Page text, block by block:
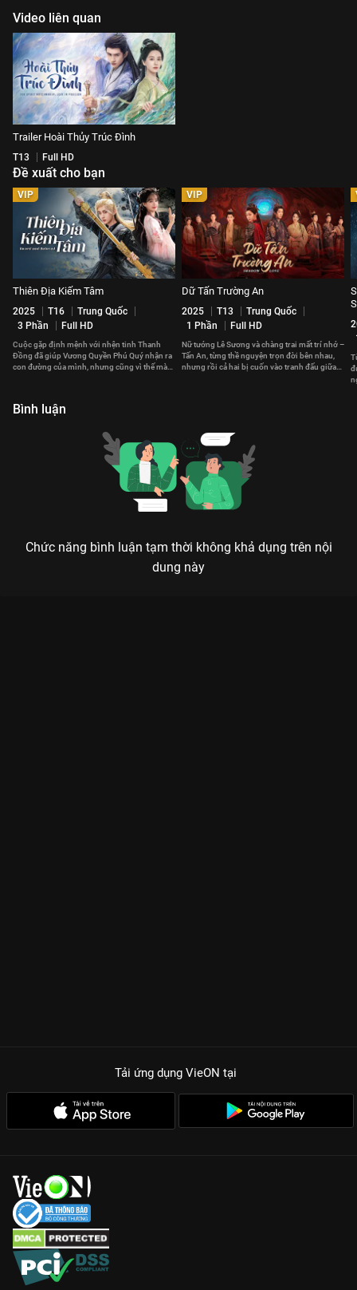
Video liên quan
Trailer Hoài Thủy Trúc Đình
T13 Full HD
Đề xuất cho bạn
VIP
Thiên Địa Kiếm Tâm
2025 T16
Trung Quốc
3 Phần
Full HD
Cuộc gặp định mệnh với nhện tinh Thanh
Đồng đã giúp Vương Quyền Phú Quý nhận ra
con đường của mình, nhưng cũng vì thế mà
VIP
Dữ Tấn Trường An
2025 T13
Trung Quốc
1 Phần
Full HD
Nữ tướng Lê Sương và chàng trai mất trí nhớ –
Tấn An, từng thề nguyện trọn đời bên nhau,
nhưng rồi cả hai bị cuốn vào tranh đấu giữa
Bình luận
Chức năng bình luận tạm thời không khả dụng trên nội
dung này
Tải ứng dụng VieON tại